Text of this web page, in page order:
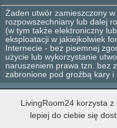
Żaden utwór zamieszczony
rozpowszechniany lub dalej
(w tym także elektroniczny
eksploatacji w jakiejkolwiek
Internecie - bez pisemnej
użycie lub wykorzystanie
naruszeniem prawa tzn. bez
zabronione pod groźbą kary i
© 2012 - 2026 Media
Wnętrza
Dom Ogród
LivingRoom24 korzysta
lepiej do ciebie się